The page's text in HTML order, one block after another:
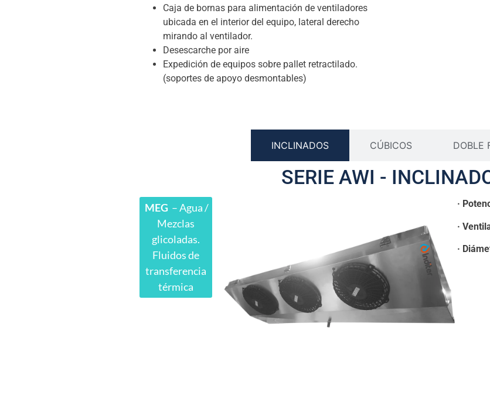
Caja de bornas para alimentación de ventiladores
ubicada en el interior del equipo, lateral derecho
mirando al ventilador.
Desescarche por aire
Expedición de equipos sobre pallet retractilado.
(soportes de apoyo desmontables)
INCLINADOS CÚBICOS DOBLE
SERIE AWI -
MEG – Agua /
Mezclas
glicoladas.
Fluidos de
transferencia
térmica
·
·
·